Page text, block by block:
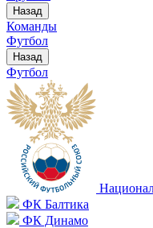
Назад
Команды
Футбол
Назад
Футбол
ФК Балтика
ФК Динамо